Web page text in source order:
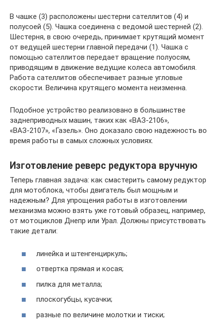
В чашке (3) расположены шестерни сателлитов (4) и
полусоей (5). Чашка соединена с ведомой шестерней (2).
Шестерня, в свою очередь, принимает крутящий момент
от ведущей шестерни главной передачи (1). Чашка с
помощью сателлитов передает вращение полуосям,
приводящим в движение ведущие колеса автомобиля.
Работа сателлитов обеспечивает разные угловые
скорости. Величина крутящего момента неизменна.
Подобное устройство реализовано в большинстве
заднеприводных машин, таких как «ВАЗ-2106»,
«ВАЗ-2107», «Газель». Оно доказало свою надежность во
время работы в самых сложных условиях.
Изготовление реверс редуктора вручную
Теперь главная задача: как смастерить самому редуктор
для мотоблока, чтобы двигатель был мощным и
надежным? Для упрощения работы в изготовлении
механизма можно взять уже готовый образец, например,
от мотоциклов Днепр или Урал. Должны присутствовать
такие детали:
линейка и штенгенциркуль;
отвертка прямая и косая;
пилка для металла;
плоскогубцы, кусачки;
разные по величине молотки и тиски;